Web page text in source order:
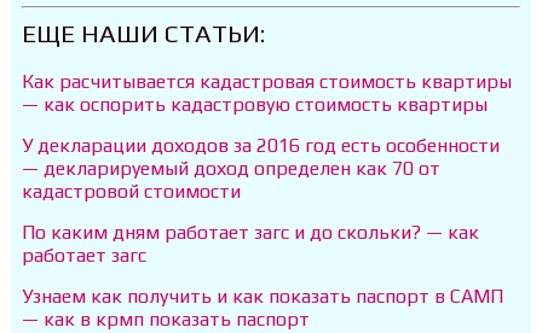
ЕЩЕ НАШИ СТАТЬИ:
Как расчитывается кадастровая стоимость квартиры
— как оспорить кадастровую стоимость квартиры
У декларации доходов за 2016 год есть особенности
— декларируемый доход определен как 70 от
кадастровой стоимости
По каким дням работает загс и до скольки? — как
работает загс
Узнаем как получить и как показать паспорт в САМП
— как в крмп показать паспорт